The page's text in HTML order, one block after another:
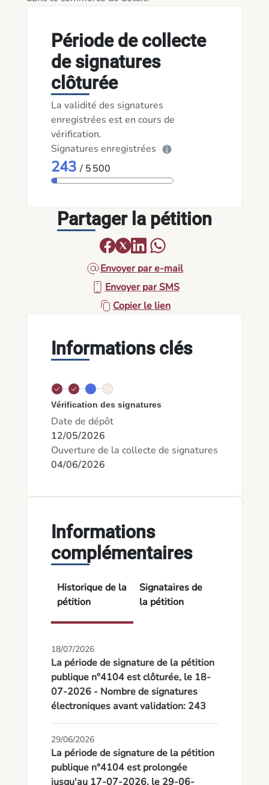
Période de collecte
de signatures
clôturée
La validité des signatures
enregistrées est en cours de
vérification.
Signatures enregistrées
243 / 5 500
Partager la pétition
Envoyer par e-mail
Envoyer par SMS
Copier le lien
Informations clés
Vérification des signatures
Date de dépôt
12/05/2026
Ouverture de la collecte de signatures
04/06/2026
Informations
complémentaires
Historique de la
pétition
Signataires de
la pétition
18/07/2026
La période de signature de la pétition
publique n°4104 est clôturée, le 18-
07-2026 - Nombre de signatures
électroniques avant validation: 243
29/06/2026
La période de signature de la pétition
publique n°4104 est prolongée
jusqu'au 17-07-2026, le 29-06-